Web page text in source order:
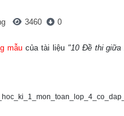
3460 0
mẫu của tài liệu "10 Đề thi giữa